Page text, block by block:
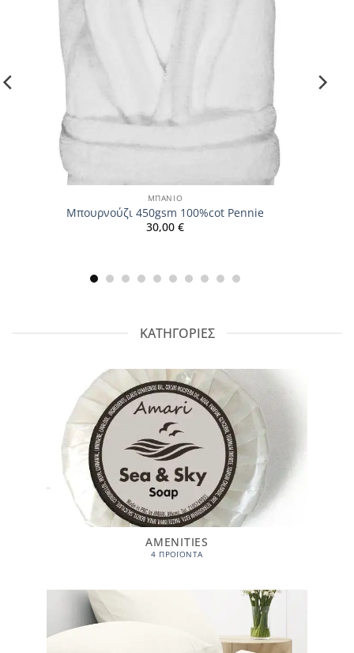
ΜΠΑΝΙΟ
Μπουρνούζι 450gsm 100%cot Pennie
30,00 €
ΚΑΤΗΓΟΡΙΕΣ
AMENITIES
4 ΠΡΟΪΌΝΤΑ